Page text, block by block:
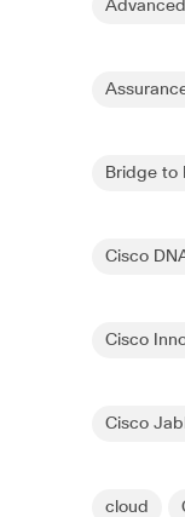
Bridge to
Cisco
Cisco
Cisco
cloud